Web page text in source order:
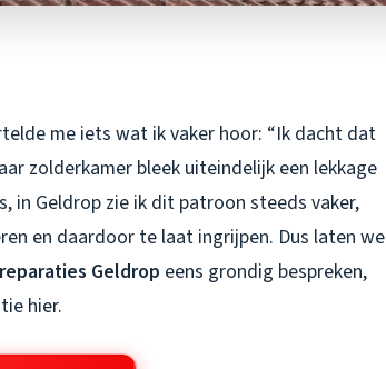
me iets wat ik vaker hoor: “Ik dacht dat
zolderkamer bleek uiteindelijk een lekkage
in Geldrop zie ik dit patroon steeds vaker,
en daardoor te laat ingrijpen. Dus laten we
Geldrop eens grondig bespreken,
hier.